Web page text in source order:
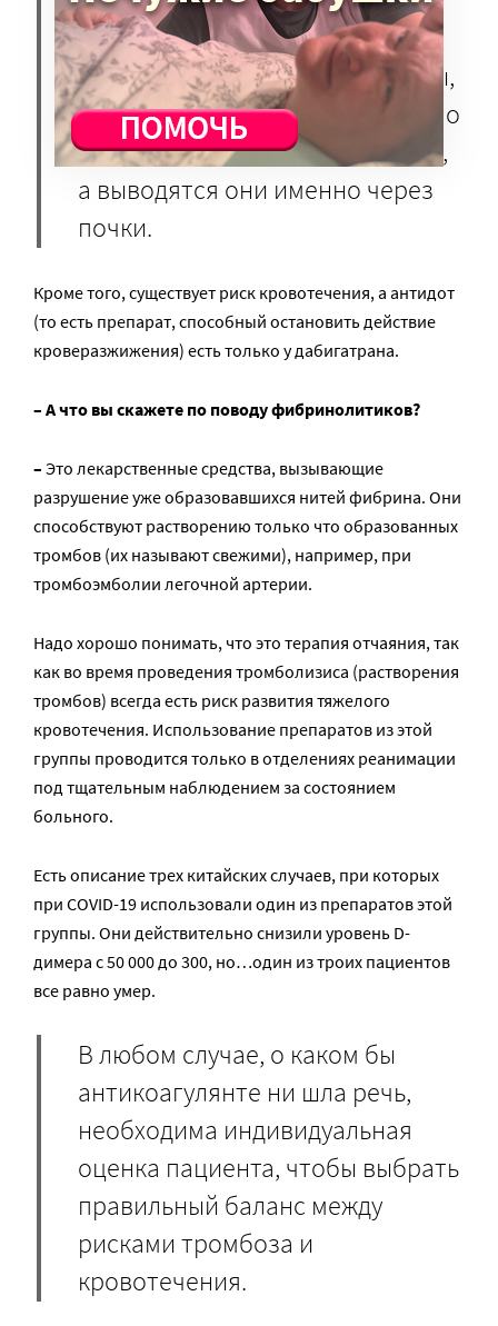
прямых оральных
антикоагулянтов неуправляемы,
при инфекции имеется довольно
высокий риск поражения почек,
а выводятся они именно через
почки.
Кроме того, существует риск кровотечения, а антидот
(то есть препарат, способный остановить действие
кроверазжижения) есть только у дабигатрана.
– А что вы скажете по поводу фибринолитиков?
– Это лекарственные средства, вызывающие
разрушение уже образовавшихся нитей фибрина. Они
способствуют растворению только что образованных
тромбов (их называют свежими), например, при
тромбоэмболии легочной артерии.
Надо хорошо понимать, что это терапия отчаяния, так
как во время проведения тромболизиса (растворения
тромбов) всегда есть риск развития тяжелого
кровотечения. Использование препаратов из этой
группы проводится только в отделениях реанимации
под тщательным наблюдением за состоянием
больного.
Есть описание трех китайских случаев, при которых
при COVID-19 использовали один из препаратов этой
группы. Они действительно снизили уровень D-
димера с 50 000 до 300, но…один из троих пациентов
все равно умер.
В любом случае, о каком бы
антикоагулянте ни шла речь,
необходима индивидуальная
оценка пациента, чтобы выбрать
правильный баланс между
рисками тромбоза и
кровотечения.